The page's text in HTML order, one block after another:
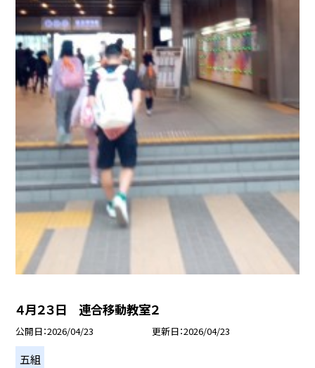
４月２３日 連合移動教室２
公開日 2026/04/23 更新日 2026/04/23
五組